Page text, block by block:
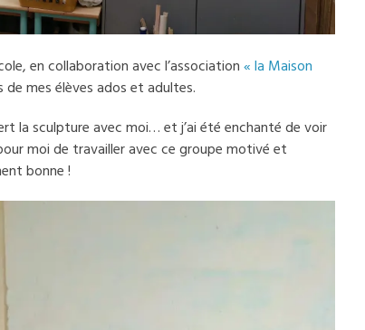
en collaboration avec l’association« la Maison
mes élèves ados et adultes.
la sculpture avec moi… et j’ai été enchanté de voir
moi de travailler avec ce groupe motivé et
bonne !